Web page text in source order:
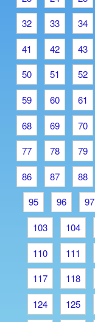
32
33 34
41
42 43
50
51 52
59
60 61
68
69 70
77
78 79
86
87 88
95
96 97
103
104
110
111
117
118
124
125